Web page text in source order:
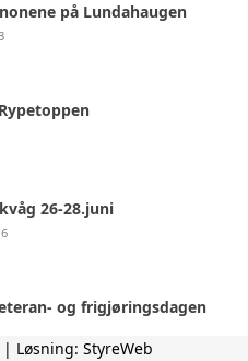
på Lundahaugen
26-28.juni
og frigjøringsdagen
| Løsning: StyreWeb